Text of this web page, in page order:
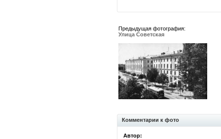
Предыдущая фотография:
Улица Советская
Комментарии к фото
Автор: